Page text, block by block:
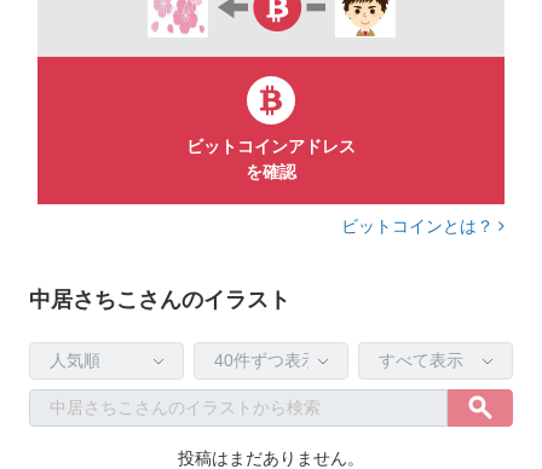
https://bit.ly/3h2UM8h
●辰イラスト→https://is.gd/r9qHFh ●干支だるま
https://bit.ly/3h50Ugi
●バレンタイン素材→https://bit.ly/31Txnid●ホワイトデー素材
https://boysclub.jp/wp/page-295/
ビットコインアドレス
を確認
ビットコインとは？
中居さちこさんのイラスト
投稿はまだありません。